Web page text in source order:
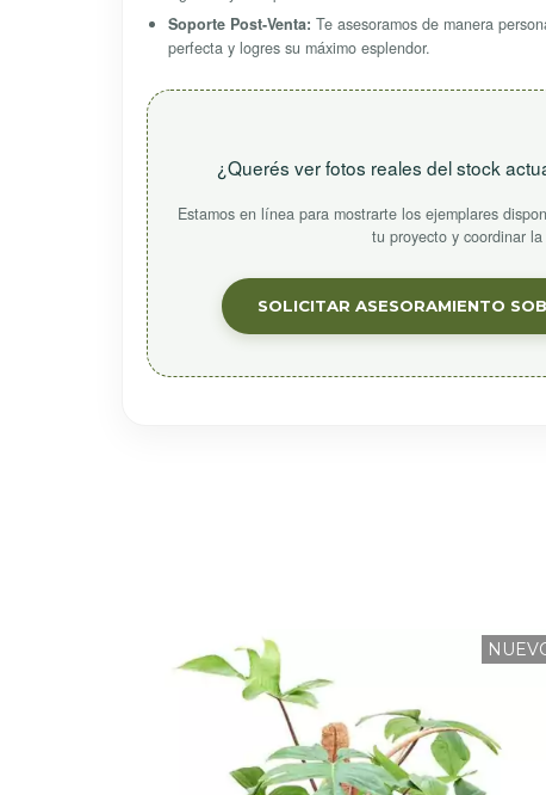
Soporte Post-Venta: Te asesoramos de manera
perfecta y logres su máximo esplendor.
¿Querés ver fotos reales del stock
Estamos en línea para mostrarte los ejemplares
tu proyecto y coordinar
SOLICITAR ASESORAMIENTO